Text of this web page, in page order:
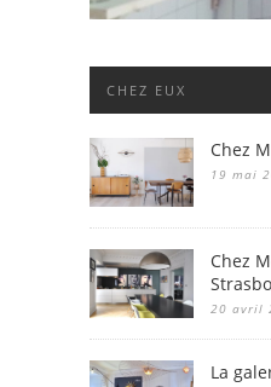
CHEZ EUX
Chez
19 mai
Chez
20 avril
La